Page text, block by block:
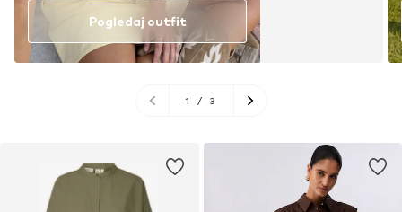
Pogledaj outfit
1 / 3